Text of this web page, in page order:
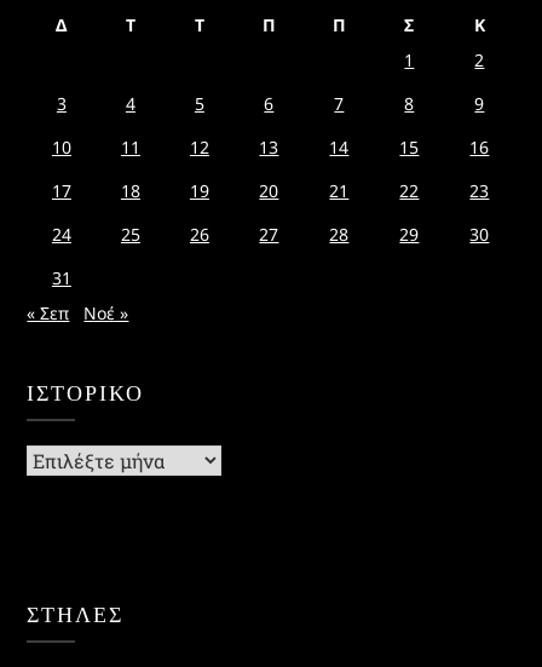
Δ Τ Τ Π Π Σ
Κ
1
2
3
4 5 6 7 8
9
10
11 12 13 14 15
16
17
18 19 20 21 22
23
24
25 26 27 28 29
30
31
« Σεπ
Νοέ »
ΙΣΤΟΡΙΚΌ
Ιστορικό
ΣΤΗΛΕΣ